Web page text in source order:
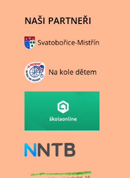
NAŠI PARTNEŘI